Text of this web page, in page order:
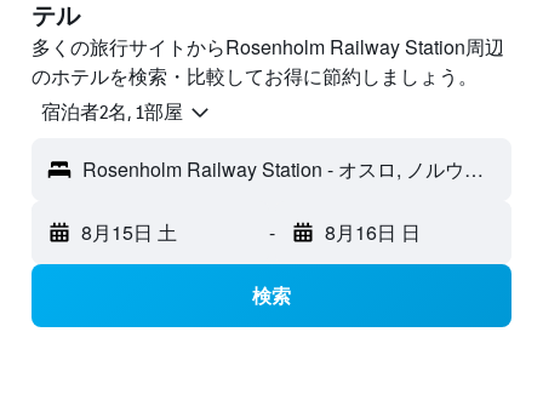
テル
多くの旅行サイトからRosenholm Railway Station周辺
のホテルを検索・比較してお得に節約しましょう。
宿泊者2名, 1​部屋
Rosenholm Railway Station - オスロ, ノルウェー
8月15日 土 - 8月16日 日
検索